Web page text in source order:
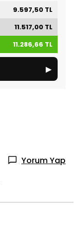
9.597,50 TL
11.517,00 TL
11.286,66 TL
▸
Yorum Yap